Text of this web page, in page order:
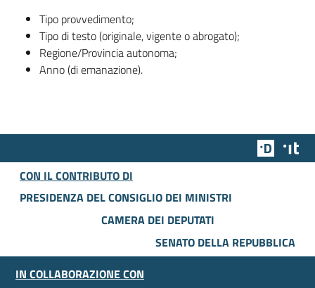
Tipo provvedimento;
Tipo di testo (originale, vigente o abrogato);
Regione/Provincia autonoma;
Anno (di emanazione).
Team
CON IL CONTRIBUTO DI
PRESIDENZA DEL CONSIGLIO DEI MINISTRI
CAMERA DEI DEPUTATI
SENATO DELLA REPUBBLICA
IN COLLABORAZIONE CON